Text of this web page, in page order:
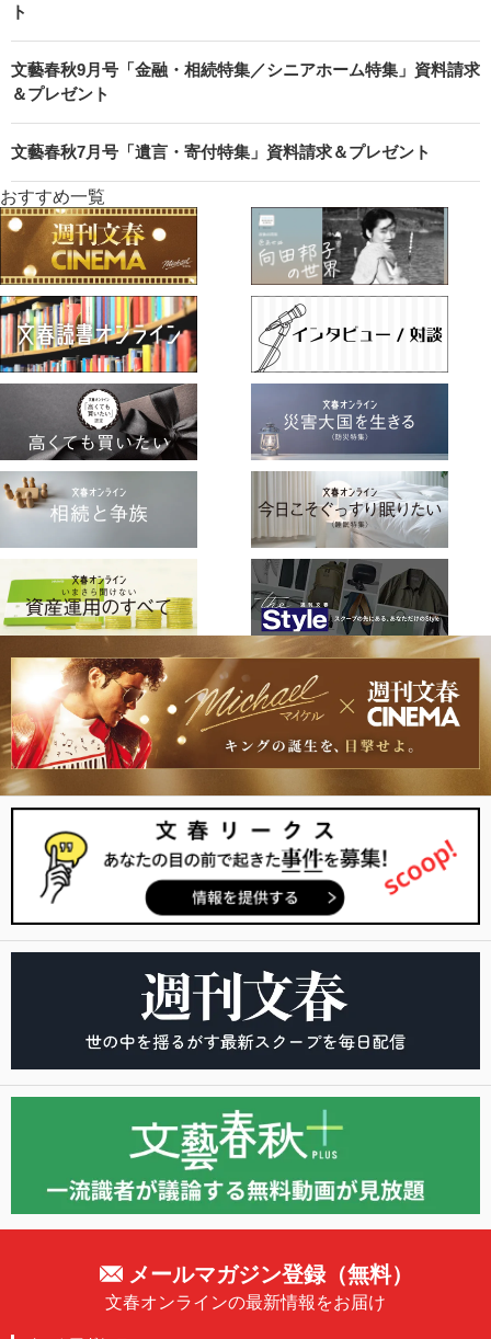
ト
文藝春秋9月号「金融・相続特集／シニアホーム特集」資料請求
＆プレゼント
文藝春秋7月号「遺言・寄付特集」資料請求＆プレゼント
おすすめ一覧
メールマガジン登録（無料）
文春オンラインの最新情報をお届け